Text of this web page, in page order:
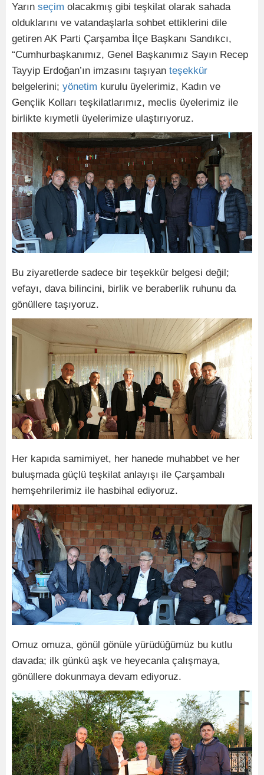
Yarın seçim olacakmış gibi teşkilat olarak sahada
olduklarını ve vatandaşlarla sohbet ettiklerini dile
getiren AK Parti Çarşamba İlçe Başkanı Sandıkcı,
“Cumhurbaşkanımız, Genel Başkanımız Sayın Recep
Tayyip Erdoğan’ın imzasını taşıyan teşekkür
belgelerini; yönetim kurulu üyelerimiz, Kadın ve
Gençlik Kolları teşkilatlarımız, meclis üyelerimiz ile
birlikte kıymetli üyelerimize ulaştırıyoruz.
Bu ziyaretlerde sadece bir teşekkür belgesi değil;
vefayı, dava bilincini, birlik ve beraberlik ruhunu da
gönüllere taşıyoruz.
Her kapıda samimiyet, her hanede muhabbet ve her
buluşmada güçlü teşkilat anlayışı ile Çarşambalı
hemşehrilerimiz ile hasbihal ediyoruz.
Omuz omuza, gönül gönüle yürüdüğümüz bu kutlu
davada; ilk günkü aşk ve heyecanla çalışmaya,
gönüllere dokunmaya devam ediyoruz.